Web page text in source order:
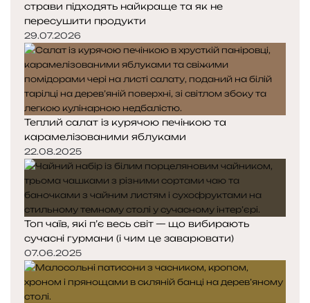
страви підходять найкраще та як не
пересушити продукти
29.07.2026
Теплий салат із курячою печінкою та
карамелізованими яблуками
22.08.2025
Топ чаїв, які п’є весь світ — що вибирають
сучасні гурмани (і чим це заварювати)
07.06.2025